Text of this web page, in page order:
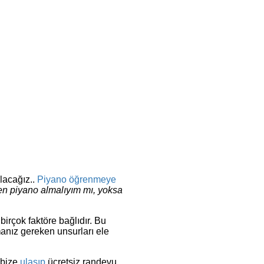
Piyano öğrenmeye
piyano almalıyım mı, yoksa
faktöre bağlıdır. Bu
gereken unsurları ele